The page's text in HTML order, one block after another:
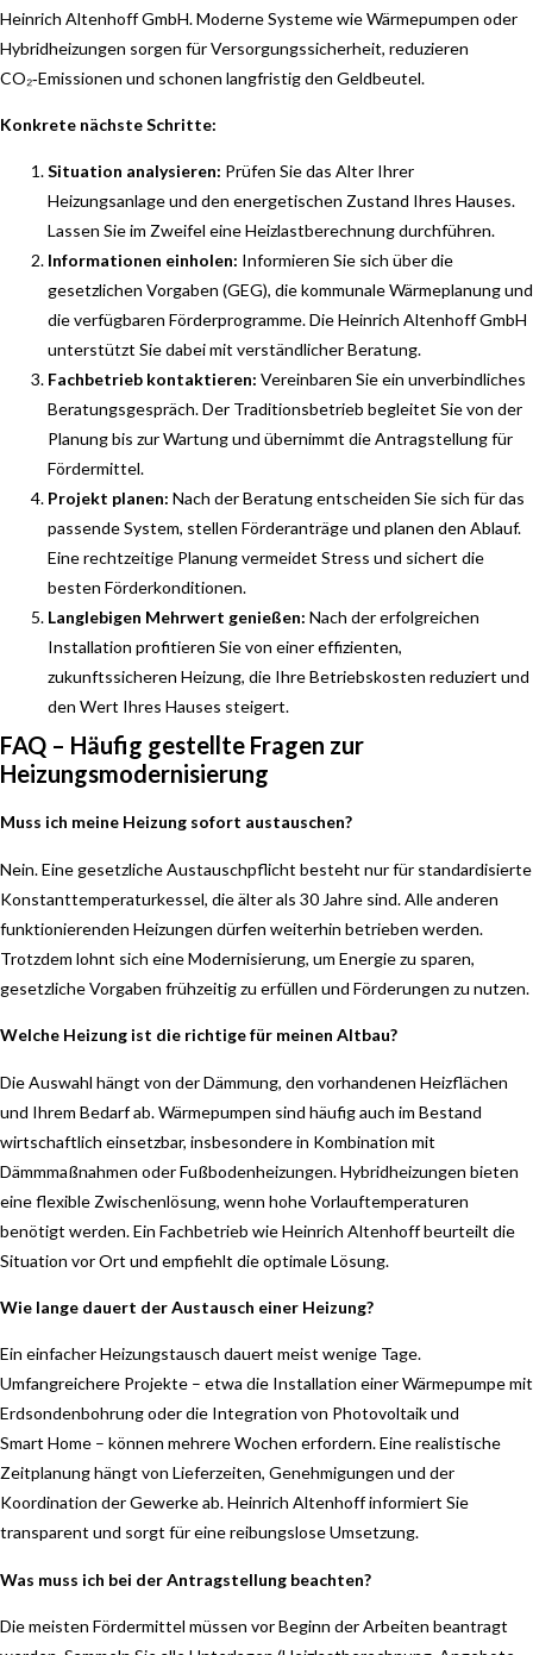
Heinrich Altenhoff GmbH. Moderne Systeme wie Wärmepumpen oder
Hybridheizungen sorgen für Versorgungssicherheit, reduzieren
CO₂‑Emissionen und schonen langfristig den Geldbeutel.
Konkrete nächste Schritte:
Situation analysieren: Prüfen Sie das Alter Ihrer
Heizungsanlage und den energetischen Zustand Ihres Hauses.
Lassen Sie im Zweifel eine Heizlastberechnung durchführen.
Informationen einholen: Informieren Sie sich über die
gesetzlichen Vorgaben (GEG), die kommunale Wärmeplanung und
die verfügbaren Förderprogramme. Die Heinrich Altenhoff GmbH
unterstützt Sie dabei mit verständlicher Beratung.
Fachbetrieb kontaktieren: Vereinbaren Sie ein unverbindliches
Beratungsgespräch. Der Traditionsbetrieb begleitet Sie von der
Planung bis zur Wartung und übernimmt die Antragstellung für
Fördermittel.
Projekt planen: Nach der Beratung entscheiden Sie sich für das
passende System, stellen Förderanträge und planen den Ablauf.
Eine rechtzeitige Planung vermeidet Stress und sichert die
besten Förderkonditionen.
Langlebigen Mehrwert genießen: Nach der erfolgreichen
Installation profitieren Sie von einer effizienten,
zukunftssicheren Heizung, die Ihre Betriebskosten reduziert und
den Wert Ihres Hauses steigert.
FAQ – Häufig gestellte Fragen zur
Heizungsmodernisierung
Muss ich meine Heizung sofort austauschen?
Nein. Eine gesetzliche Austauschpflicht besteht nur für standardisierte
Konstanttemperaturkessel, die älter als 30 Jahre sind. Alle anderen
funktionierenden Heizungen dürfen weiterhin betrieben werden.
Trotzdem lohnt sich eine Modernisierung, um Energie zu sparen,
gesetzliche Vorgaben frühzeitig zu erfüllen und Förderungen zu nutzen.
Welche Heizung ist die richtige für meinen Altbau?
Die Auswahl hängt von der Dämmung, den vorhandenen Heizflächen
und Ihrem Bedarf ab. Wärmepumpen sind häufig auch im Bestand
wirtschaftlich einsetzbar, insbesondere in Kombination mit
Dämmmaßnahmen oder Fußbodenheizungen. Hybridheizungen bieten
eine flexible Zwischenlösung, wenn hohe Vorlauftemperaturen
benötigt werden. Ein Fachbetrieb wie Heinrich Altenhoff beurteilt die
Situation vor Ort und empfiehlt die optimale Lösung.
Wie lange dauert der Austausch einer Heizung?
Ein einfacher Heizungstausch dauert meist wenige Tage.
Umfangreichere Projekte – etwa die Installation einer Wärmepumpe mit
Erdsondenbohrung oder die Integration von Photovoltaik und
Smart Home – können mehrere Wochen erfordern. Eine realistische
Zeitplanung hängt von Lieferzeiten, Genehmigungen und der
Koordination der Gewerke ab. Heinrich Altenhoff informiert Sie
transparent und sorgt für eine reibungslose Umsetzung.
Was muss ich bei der Antragstellung beachten?
Die meisten Fördermittel müssen vor Beginn der Arbeiten beantragt